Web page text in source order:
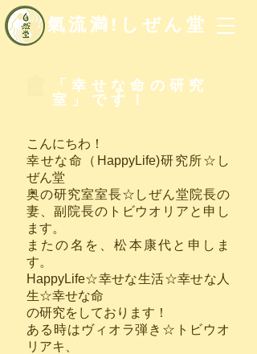
氣流満!しぜん堂
「幸せな命の研究
室」です！
こんにちわ！
幸せな命（HappyLife)研究所☆し
ぜん堂
奥の研究室室長☆しぜん堂院長の
妻、副院長のトビウオリアと申し
ます。
またの名を、松本康代と申しま
す。
HappyLife☆幸せな生活☆幸せな人
生☆幸せな命
の研究をしております！
ある時はヴィオラ弾き☆トビウオ
リアキ、